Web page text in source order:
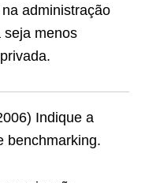
administração
seja menos
Indique a
benchmarking.